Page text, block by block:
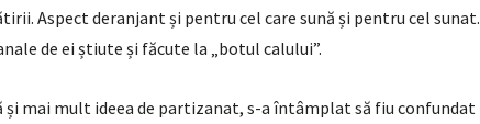
Aspect deranjant și pentru cel care sună și pentru cel sunat.
de ei știute și făcute la „botul calului”.
mai mult ideea de partizanat, s-a întâmplat să fiu confundat